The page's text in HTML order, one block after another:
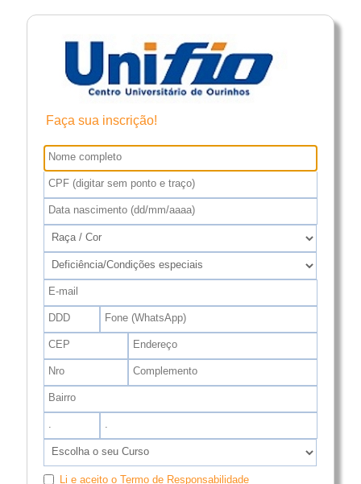
Faça sua inscrição!
. .
Li e aceito o Termo de Responsabilidade